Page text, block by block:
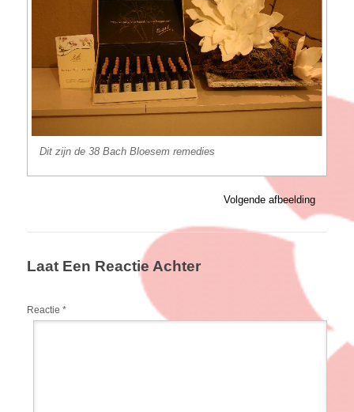
Dit zijn de 38 Bach Bloesem remedies
Volgende afbeelding
Laat Een Reactie Achter
Reactie *